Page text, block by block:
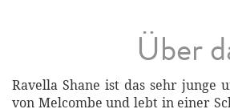
Über
Ravella Shane ist das sehr junge
von Melcombe und lebt in einer